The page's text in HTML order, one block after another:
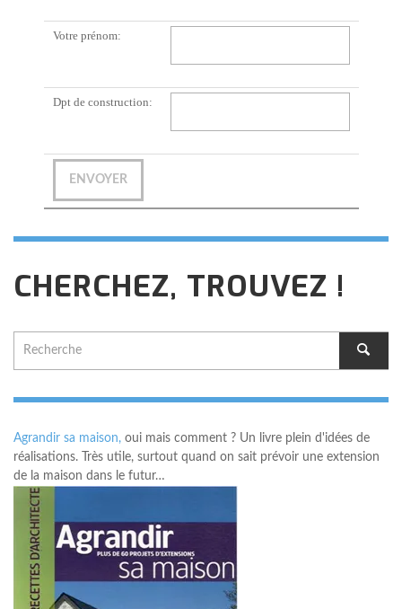
Votre prénom:
Dpt de construction:
CHERCHEZ, TROUVEZ !
Agrandir sa maison, oui mais comment ? Un livre plein d'idées de
réalisations. Très utile, surtout quand on sait prévoir une extension
de la maison dans le futur…